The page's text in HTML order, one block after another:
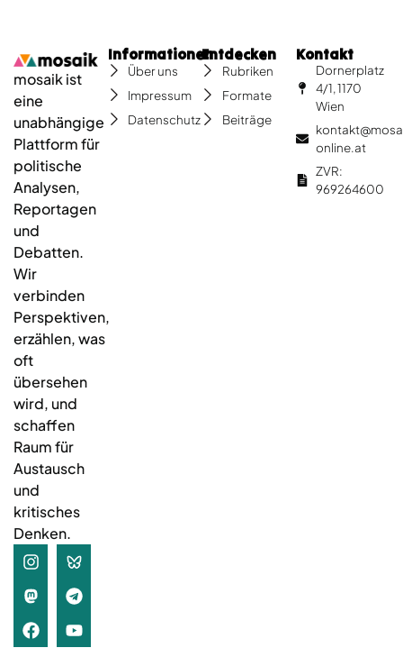
mosaik ist
eine
unabhängige
Plattform für
politische
Analysen,
Reportagen
und
Debatten.
Wir
verbinden
Perspektiven,
erzählen, was
oft
übersehen
wird, und
schaffen
Raum für
Austausch
und
kritisches
Denken.
Informationen
Über uns
Impressum
Datenschutz
Entdecken
Rubriken
Formate
Beiträge
Kontakt
Dornerplatz
4/1, 1170
Wien
online.at
ZVR:
969264600